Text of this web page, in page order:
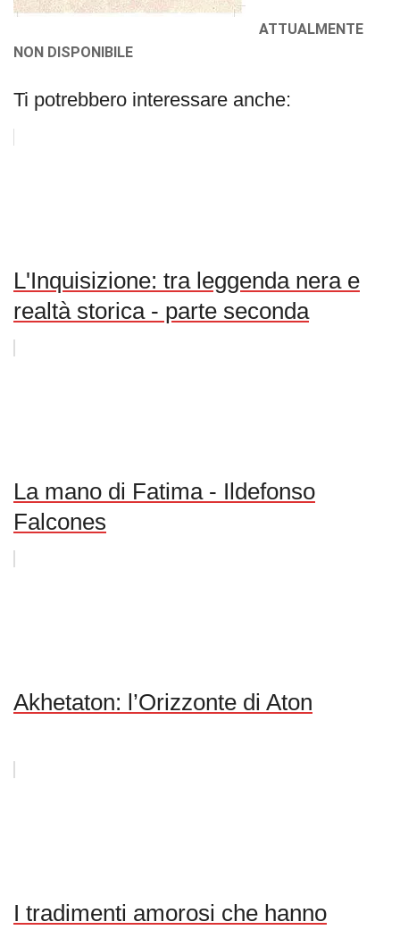
ATTUALMENTE
NON DISPONIBILE
Ti potrebbero interessare anche:
L'Inquisizione: tra leggenda nera e
realtà storica - parte seconda
La mano di Fatima - Ildefonso
Falcones
Akhetaton: l’Orizzonte di Aton
I tradimenti amorosi che hanno